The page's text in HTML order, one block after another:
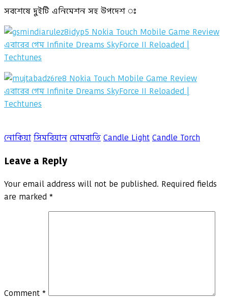
সবশেষে দুইটি এনিমেশন সহ উপদেশ ‍ঃ
নোকিয়া সিমবিয়ান মোমবাতি Candle Light Candle Torch
Leave a Reply
Your email address will not be published. Required fields
are marked *
Comment *